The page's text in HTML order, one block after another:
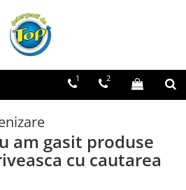
1 2
am gasit produse
cu cautarea